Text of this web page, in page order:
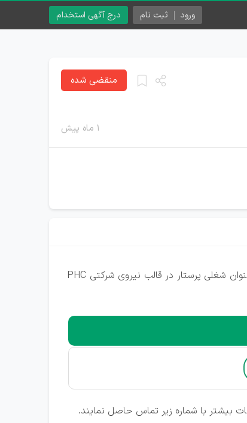
درج آگهی استخدام ورود ثبت نام
۱ ماه پیش
منقضی شده
شبکه بهداشت ودرمان شازند جهت تکمیل کادر خود به ۱ نفر خانم با مدرک کارشناسی پرستاری - مامایی-هوشبری و بهیاری با عنوان شغلی پرستار در قالب نیروی شرکتی PHC